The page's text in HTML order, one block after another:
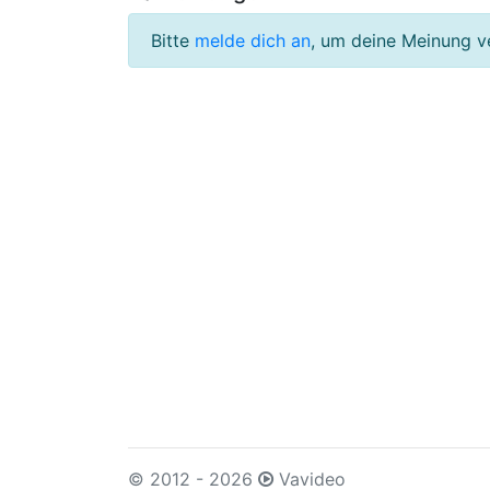
Bitte melde dich an, um deine Meinung
© 2012 - 2026 Vavideo